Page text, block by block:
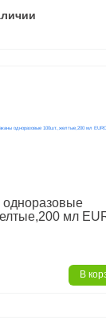
мл
В